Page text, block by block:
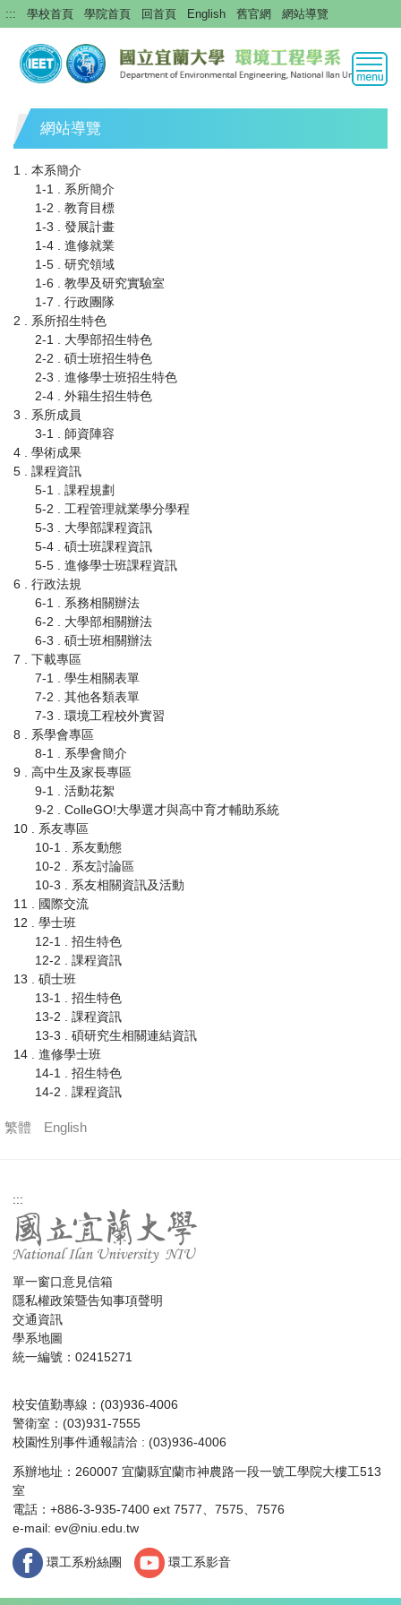
跳
到
要
::: 學校首頁 學院首頁 回首頁 English 舊官網 網站導覽
網站導覽
1 . 本系簡介
1-1 . 系所簡介
1-2 . 教育目標
1-3 . 發展計畫
1-4 . 進修就業
1-5 . 研究領域
1-6 . 教學及研究實驗室
1-7 . 行政團隊
2 . 系所招生特色
2-1 . 大學部招生特色
2-2 . 碩士班招生特色
2-3 . 進修學士班招生特色
2-4 . 外籍生招生特色
3 . 系所成員
3-1 . 師資陣容
4 . 學術成果
5 . 課程資訊
5-1 . 課程規劃
5-2 . 工程管理就業學分學程
5-3 . 大學部課程資訊
5-4 . 碩士班課程資訊
5-5 . 進修學士班課程資訊
6 . 行政法規
6-1 . 系務相關辦法
6-2 . 大學部相關辦法
6-3 . 碩士班相關辦法
7 . 下載專區
7-1 . 學生相關表單
7-2 . 其他各類表單
7-3 . 環境工程校外實習
8 . 系學會專區
8-1 . 系學會簡介
9 . 高中生及家長專區
9-1 . 活動花絮
9-2 . ColleGO!大學選才與高中育才輔助系統
10 . 系友專區
10-1 . 系友動態
10-2 . 系友討論區
10-3 . 系友相關資訊及活動
11 . 國際交流
12 . 學士班
12-1 . 招生特色
12-2 . 課程資訊
13 . 碩士班
13-1 . 招生特色
13-2 . 課程資訊
13-3 . 碩研究生相關連結資訊
14 . 進修學士班
14-1 . 招生特色
14-2 . 課程資訊
繁體 English
:::
單一窗口意見信箱
隱私權政策暨告知事項聲明
交通資訊
學系地圖
統一編號：02415271
校安值勤專線：(03)936-4006
警衛室：(03)931-7555
校園性別事件通報請洽 : (03)936-4006
系辦地址：260007 宜蘭縣宜蘭市神農路一段一號工學院大樓工513
室
電話：+886-3-935-7400 ext 7577、7575、7576
e-mail: ev@niu.edu.tw
環工系粉絲團 環工系影音